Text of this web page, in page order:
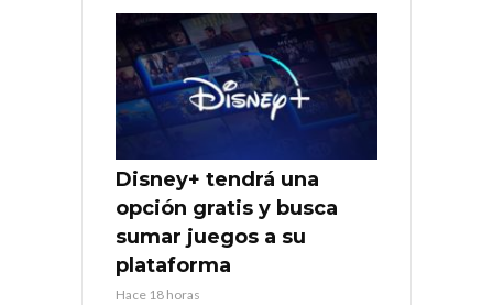
Disney+ tendrá una
opción gratis y busca
sumar juegos a su
plataforma
Hace 18 horas